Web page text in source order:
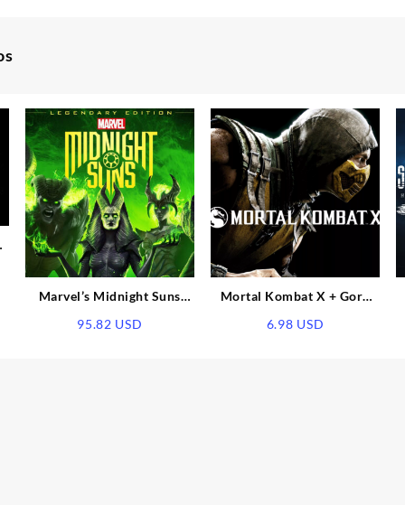
Marvel’s Midnight Suns
Series X|S CD Key
95.82 USD
Mortal Kombat X + Goro
6.98 USD